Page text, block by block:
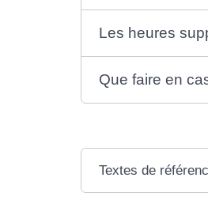
Les heures
Que faire en
Textes de